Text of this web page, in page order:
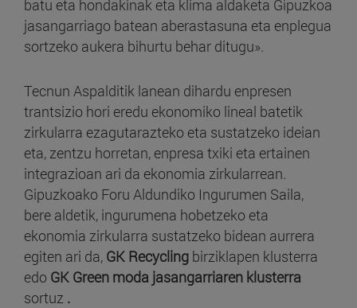
batu eta hondakinak eta klima aldaketa Gipuzkoa
jasangarriago batean aberastasuna eta enplegua
sortzeko aukera bihurtu behar ditugu».
Tecnun Aspalditik lanean dihardu enpresen
trantsizio hori eredu ekonomiko lineal batetik
zirkularra ezagutarazteko eta sustatzeko ideian
eta, zentzu horretan, enpresa txiki eta ertainen
integrazioan ari da ekonomia zirkularrean.
Gipuzkoako Foru Aldundiko Ingurumen Saila,
bere aldetik, ingurumena hobetzeko eta
ekonomia zirkularra sustatzeko bidean aurrera
egiten ari da, GK Recycling birziklapen klusterra
edo GK Green moda jasangarriaren klusterra
sortuz .